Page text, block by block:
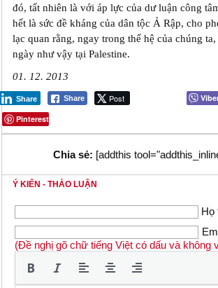
đó, tất nhiên là với áp lực của dư luận công
hết là sức đề kháng của dân tộc Ả Rập, cho
lạc quan rằng, ngay trong thế hệ của chúng
ngày như vậy tại Palestine.
01. 12. 2013
Share Post
Share
Pinterest
Chia sẻ: [addthis
Ý KIẾN - THẢO LUẬN
Họ
(Đề nghị gõ chữ tiếng Việt có dấu và không